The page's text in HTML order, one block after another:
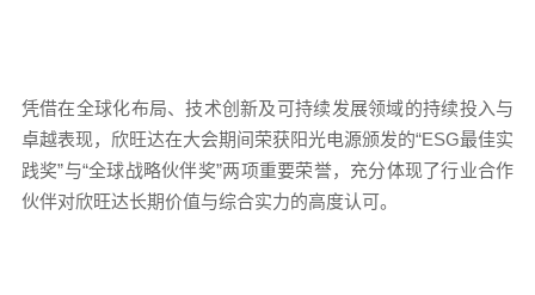
凭借在全球化布局、技术创新及可持续发展领域的持续投入与
卓越表现，欣旺达在大会期间荣获阳光电源颁发的“ESG最佳实
践奖”与“全球战略伙伴奖”两项重要荣誉，充分体现了行业合作
伙伴对欣旺达长期价值与综合实力的高度认可。